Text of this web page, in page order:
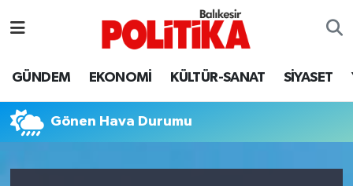
GÜNDEM EKONOMİ KÜLTÜR-SANAT SİYASET
Gönen Hava Durumu
Ayvalık
Balya
Balıkesir Hava Durumu
Balıkesir Namaz Vakitleri